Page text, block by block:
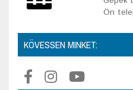
Ön
KÖVESSEN MINKET: